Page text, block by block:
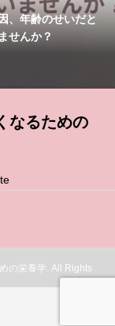
、年齢のせいだと
せんか？
なるための
の栄養学. All Rights